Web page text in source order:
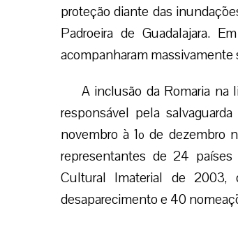
proteção diante das
Padroeira de Guadalajara.
acompanharam massivamente
A inclusão da Romaria na
responsável pela
novembro à 1º de dezembro
representantes de 24 países
Cultural Imaterial de 2003,
desaparecimento e 40